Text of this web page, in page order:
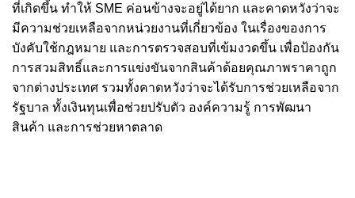
ที่เกิดขึ้น ทำให้ SME ค่อนข้างจะอยู่ได้ยาก และคาดหวังว่าจะ
มีความช่วยเหลือจากหน่วยงานที่เกี่ยวข้อง ในเรื่องของการ
บังคับใช้กฎหมาย และการตรวจสอบที่เข้มงวดขึ้น เพื่อป้องกัน
การสวมสิทธิ์และการแข่งขันจากสินค้าด้อยคุณภาพราคาถูก
จากต่างประเทศ รวมทั้งคาดหวังว่าจะได้รับการช่วยเหลือจาก
รัฐบาล ทั้งเงินทุนเพื่อช่วยปรับตัว องค์ความรู้ การพัฒนา
สินค้า และการช่วยหาตลาด